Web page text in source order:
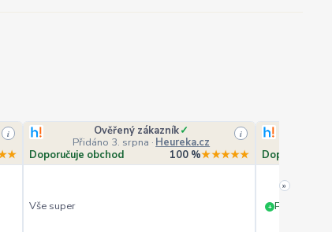
i Ověřený zákazník✓
Přidáno 3. srpna · Heureka.cz
i
Doporučuje obchod 100 %★★★★★
Vše super
Doporučuje
+ PERFEKTNÍ
»